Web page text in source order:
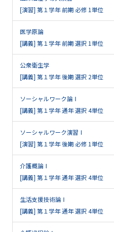
[演習] 第１学年 前期 必修 1単位
医学原論
[講義] 第１学年 前期 選択 1単位
公衆衛生学
[講義] 第１学年 後期 選択 2単位
ソーシャルワーク論Ⅰ
[講義] 第１学年 通年 選択 4単位
ソーシャルワーク演習Ⅰ
[演習] 第１学年 後期 必修 1単位
介護概論Ⅰ
[講義] 第１学年 通年 選択 4単位
生活支援技術論Ⅰ
[講義] 第１学年 通年 選択 4単位